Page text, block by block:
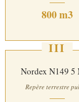
800 m3
III
Nordex N149 5
Repère terrestre